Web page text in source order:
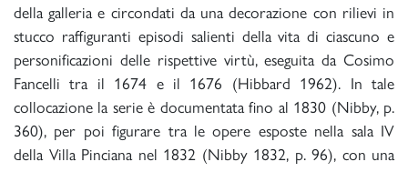
della galleria e circondati da una decorazione con rilievi in
stucco raffiguranti episodi salienti della vita di ciascuno e
personificazioni delle rispettive virtù, eseguita da Cosimo
Fancelli tra il 1674 e il 1676 (Hibbard 1962). In tale
collocazione la serie è documentata fino al 1830 (Nibby, p.
360), per poi figurare tra le opere esposte nella sala IV
della Villa Pinciana nel 1832 (Nibby 1832, p. 96), con una